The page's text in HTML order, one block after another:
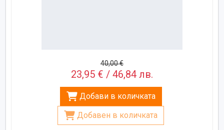
40,00 €
23,95 € / 46,84 лв.
Добави в количката
Добавен в количката